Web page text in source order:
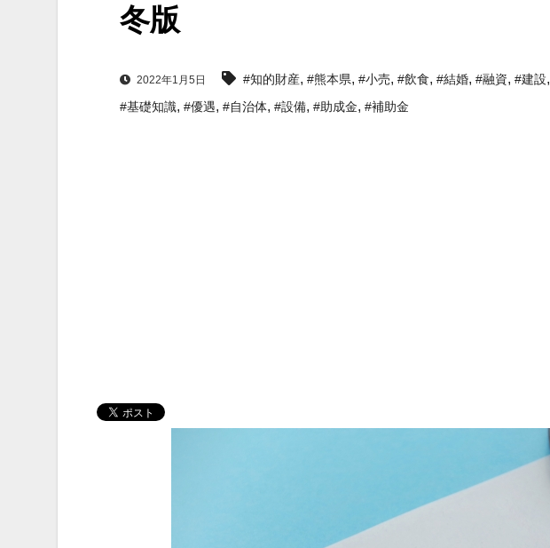
冬版
2022年1月5日 #知的財産, #熊本県, #小売, #飲食, #結婚, #融資, #建設,
#基礎知識, #優遇, #自治体, #設備, #助成金, #補助金